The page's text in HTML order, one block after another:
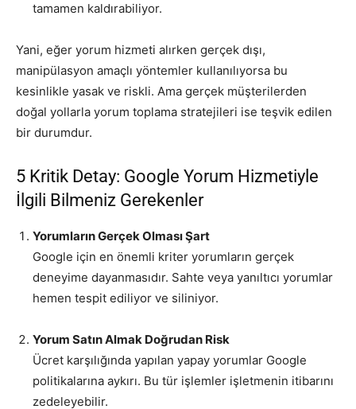
tamamen kaldırabiliyor.
Yani, eğer yorum hizmeti alırken gerçek dışı,
manipülasyon amaçlı yöntemler kullanılıyorsa bu
kesinlikle yasak ve riskli. Ama gerçek müşterilerden
doğal yollarla yorum toplama stratejileri ise teşvik edilen
bir durumdur.
5 Kritik Detay: Google Yorum Hizmetiyle
İlgili Bilmeniz Gerekenler
Yorumların Gerçek Olması Şart
Google için en önemli kriter yorumların gerçek
deneyime dayanmasıdır. Sahte veya yanıltıcı yorumlar
hemen tespit ediliyor ve siliniyor.
Yorum Satın Almak Doğrudan Risk
Ücret karşılığında yapılan yapay yorumlar Google
politikalarına aykırı. Bu tür işlemler işletmenin itibarını
zedeleyebilir.